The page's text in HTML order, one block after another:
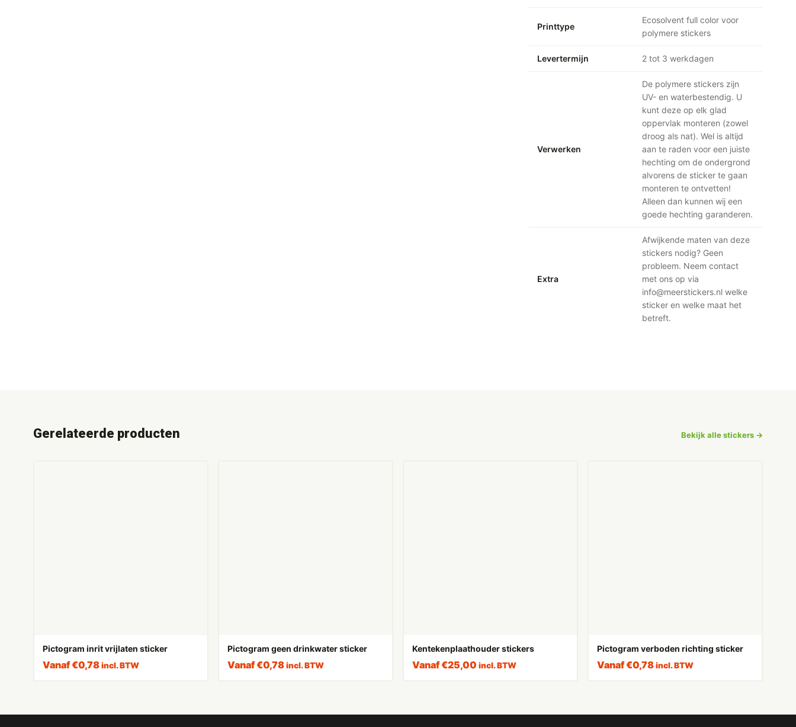
Printtype
Ecosolvent full color voor
polymere stickers
Levertermijn 2 tot 3 werkdagen
Verwerken
De polymere stickers zijn
UV- en waterbestendig. U
kunt deze op elk glad
oppervlak monteren (zowel
droog als nat). Wel is altijd
aan te raden voor een juiste
hechting om de ondergrond
alvorens de sticker te gaan
monteren te ontvetten!
Alleen dan kunnen wij een
goede hechting garanderen.
Extra
Afwijkende maten van deze
stickers nodig? Geen
probleem. Neem contact
met ons op via
info@meerstickers.nl welke
sticker en welke maat het
betreft.
Gerelateerde producten Bekijk alle stickers →
Pictogram inrit vrijlaten sticker
Vanaf€0,78 incl. BTW
Pictogram geen drinkwater sticker
Vanaf€0,78 incl. BTW
Kentekenplaathouder stickers
Vanaf€25,00 incl. BTW
Pictogram verboden richting sticker
Vanaf€0,78 incl. BTW